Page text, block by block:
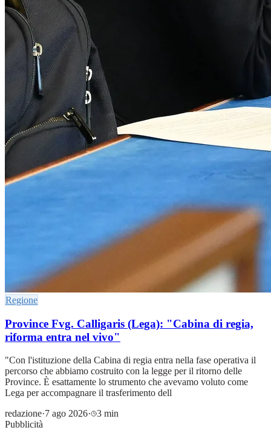
Regione
Province Fvg. Calligaris (Lega): "Cabina di regia,
riforma entra nel vivo"
"Con l'istituzione della Cabina di regia entra nella fase operativa il
percorso che abbiamo costruito con la legge per il ritorno delle
Province. È esattamente lo strumento che avevamo voluto come
Lega per accompagnare il trasferimento dell
redazione·7 ago 2026·
3 min
Pubblicità